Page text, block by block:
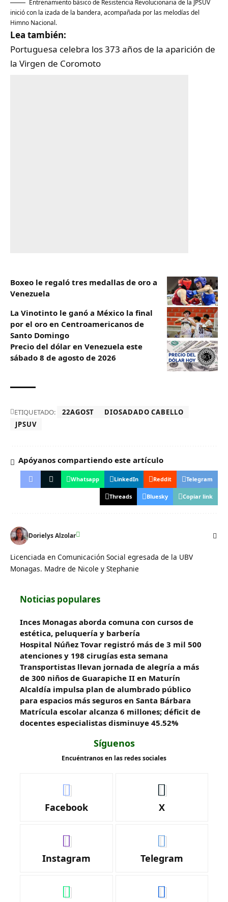
Entrenamiento básico de Resistencia Revolucionaria de la JPSUV
inició con la izada de la bandera, acompañada por las melodías del
Himno Nacional.
Lea también:
Portuguesa celebra los 373 años de la aparición de
la Virgen de Coromoto
Boxeo le regaló tres medallas de oro a
Venezuela
La Vinotinto le ganó a México la final
por el oro en Centroamericanos de
Santo Domingo
Precio del dólar en Venezuela este
sábado 8 de agosto de 2026
ETIQUETADO: 22AGOST
DIOSADADO CABELLO
JPSUV
Apóyanos compartiendo este artículo
Whatsapp LinkedIn Reddit Telegram
Threads Bluesky Copiar link
Dorielys Alzolar
Licenciada en Comunicación Social egresada de la UBV
Monagas. Madre de Nicole y Stephanie
Noticias populares
Inces Monagas aborda comuna con cursos de
estética, peluquería y barbería
Hospital Núñez Tovar registró más de 3 mil 500
atenciones y 198 cirugías esta semana
Transportistas llevan jornada de alegría a más
de 300 niños de Guarapiche II en Maturín
Alcaldía impulsa plan de alumbrado público
para espacios más seguros en Santa Bárbara
Matrícula escolar alcanza 6 millones; déficit de
docentes especialistas disminuye 45.52%
Síguenos
Encuéntranos en las redes sociales
Facebook X
Instagram Telegram